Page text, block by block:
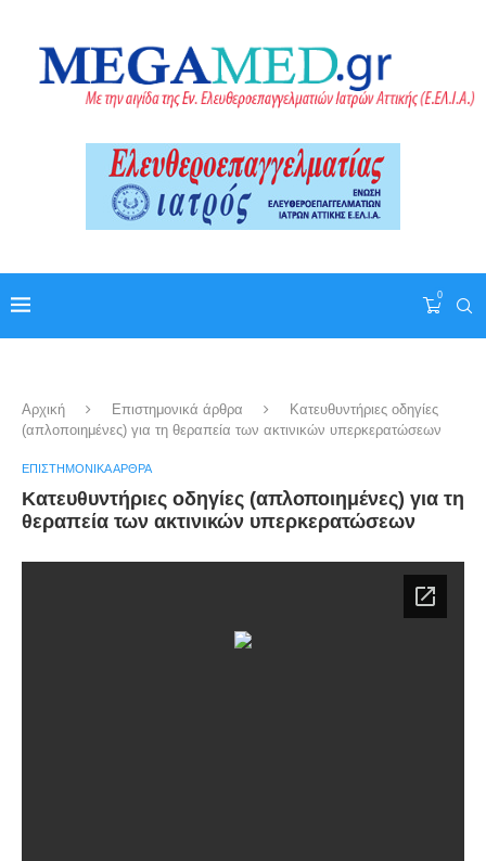
0
Αρχική Επιστημονικά άρθρα
Κατευθυντήριες οδηγίες
(απλοποιημένες) για τη θεραπεία των ακτινικών υπερκερατώσεων
ΕΠΙΣΤΗΜΟΝΙΚΆ ΆΡΘΡΑ
Κατευθυντήριες οδηγίες (απλοποιημένες) για τη
θεραπεία των ακτινικών υπερκερατώσεων